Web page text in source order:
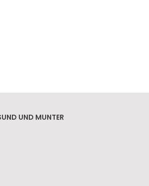
UND MUNTER